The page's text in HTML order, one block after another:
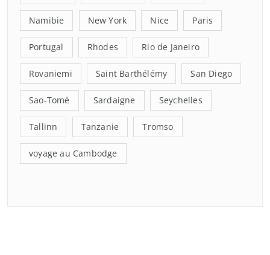
Namibie New York Nice Paris
Portugal Rhodes Rio de Janeiro
Rovaniemi Saint Barthélémy San Diego
Sao-Tomé Sardaigne Seychelles
Tallinn Tanzanie Tromso
voyage au Cambodge